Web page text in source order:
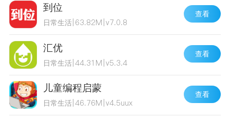
到位
日常生活 63.82M v7.0.8
查看
汇优
日常生活 44.31M v5.3.4
查看
儿童编程启蒙
日常生活 46.76M v4.5uux
查看